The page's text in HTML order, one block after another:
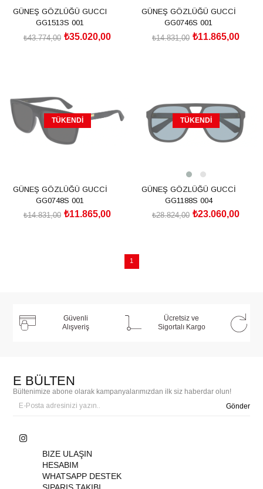
GÜNEŞ GÖZLÜĞÜ GUCCI
GG1513S 001
₺35.020,00
₺43.774,00
GÜNEŞ GÖZLÜĞÜ GUCCİ
GG0746S 001
₺11.865,00
₺14.831,00
TÜKENDI
GÜNEŞ GÖZLÜĞÜ GUCCİ
GG0748S 001
₺11.865,00
₺14.831,00
TÜKENDI
GÜNEŞ GÖZLÜĞÜ GUCCİ
GG1188S 004
₺23.060,00
₺28.824,00
1
Güvenli
Alışveriş
Ücretsiz ve
Sigortalı Kargo
E BÜLTEN
Bültenimize abone olarak kampanyalarımızdan ilk siz haberdar olun!
Gönder
BIZE ULAŞIN
HESABIM
WHATSAPP DESTEK